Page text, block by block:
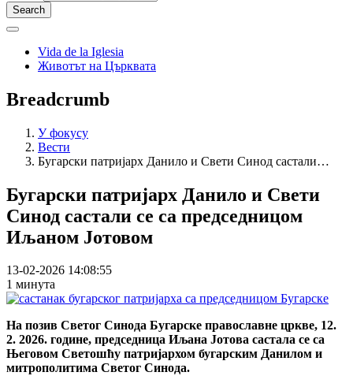
Vida de la Iglesia
Животът на Църквата
Breadcrumb
У фокусу
Вести
Бугарски патријарх Данило и Свети Синод састали…
Бугарски патријарх Данило и Свети
Синод састали се са председницом
Иљаном Јотовом
13-02-2026 14:08:55
1 минута
На позив Светог Синода Бугарске православне цркве, 12.
2. 2026. године, председница Иљана Јотова састала се са
Његовом Светошћу патријархом бугарским Данилом и
митрополитима Светог Синода.